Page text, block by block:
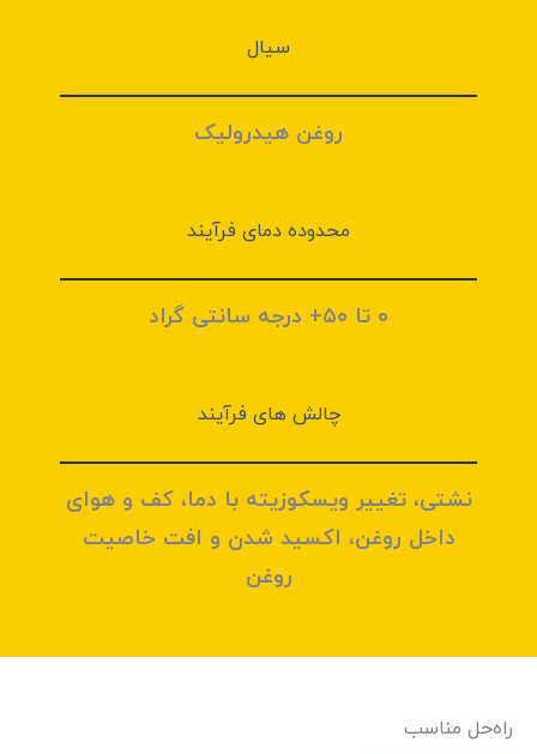
سیال
روغن هیدرولیک
محدوده دمای فرآیند
۰ تا ۵۰+ درجه سانتی گراد
چالش های فرآيند
نشتی، تغییر ویسکوزیته با دما، کف و هوای
داخل روغن، اکسید شدن و افت خاصیت
روغن
راه‌حل مناسب